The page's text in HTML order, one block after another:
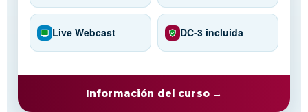
Live Webcast DC-3 incluida
Información del curso →